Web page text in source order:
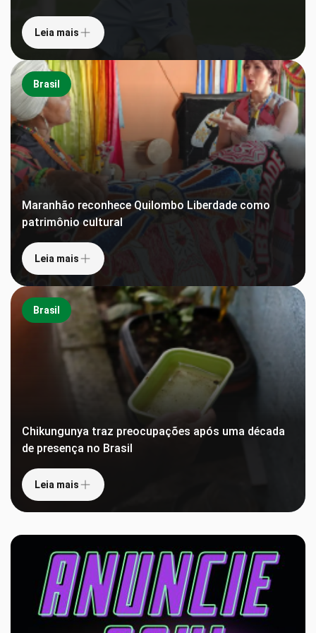
Leia mais
Brasil
Maranhão reconhece Quilombo Liberdade como
patrimônio cultural
Leia mais
Brasil
Chikungunya traz preocupações após uma década
de presença no Brasil
Leia mais